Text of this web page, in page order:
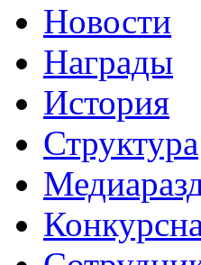
Новости
Награды
История
Структура